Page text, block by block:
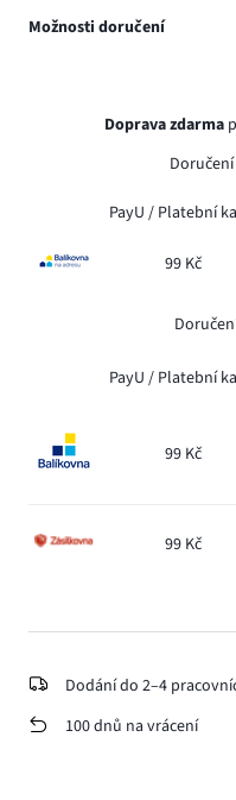
Možnosti doručení
Doprava zdarma
PayU / Platební
99 Kč
PayU / Platební
99 Kč
99 Kč
Dodání do 2–4
100 dnů na vrácení